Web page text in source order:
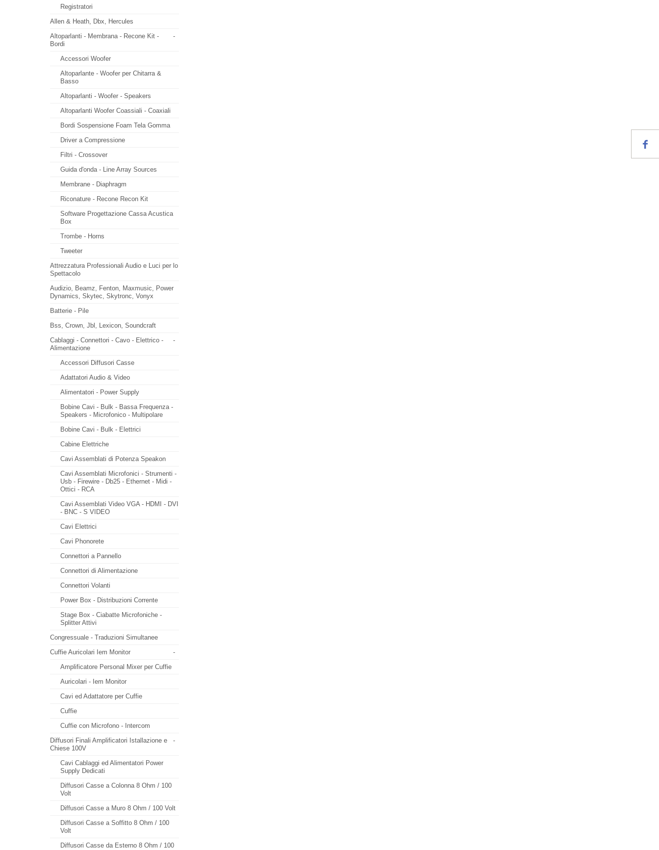
Registratori
Allen & Heath, Dbx, Hercules
-
Altoparlanti - Membrana - Recone Kit -
Bordi
Accessori Woofer
Altoparlante - Woofer per Chitarra &
Basso
Altoparlanti - Woofer - Speakers
Altoparlanti Woofer Coassiali - Coaxiali
Bordi Sospensione Foam Tela Gomma
Driver a Compressione
Filtri - Crossover
Guida d'onda - Line Array Sources
Membrane - Diaphragm
Riconature - Recone Recon Kit
Software Progettazione Cassa Acustica
Box
Trombe - Horns
Tweeter
Attrezzatura Professionali Audio e Luci per lo
Spettacolo
Audizio, Beamz, Fenton, Maxmusic, Power
Dynamics, Skytec, Skytronc, Vonyx
Batterie - Pile
Bss, Crown, Jbl, Lexicon, Soundcraft
-
Cablaggi - Connettori - Cavo - Elettrico -
Alimentazione
Accessori Diffusori Casse
Adattatori Audio & Video
Alimentatori - Power Supply
Bobine Cavi - Bulk - Bassa Frequenza -
Speakers - Microfonico - Multipolare
Bobine Cavi - Bulk - Elettrici
Cabine Elettriche
Cavi Assemblati di Potenza Speakon
Cavi Assemblati Microfonici - Strumenti -
Usb - Firewire - Db25 - Ethernet - Midi -
Ottici - RCA
Cavi Assemblati Video VGA - HDMI - DVI
- BNC - S VIDEO
Cavi Elettrici
Cavi Phonorete
Connettori a Pannello
Connettori di Alimentazione
Connettori Volanti
Power Box - Distribuzioni Corrente
Stage Box - Ciabatte Microfoniche -
Splitter Attivi
Congressuale - Traduzioni Simultanee
-
Cuffie Auricolari Iem Monitor
Amplificatore Personal Mixer per Cuffie
Auricolari - Iem Monitor
Cavi ed Adattatore per Cuffie
Cuffie
Cuffie con Microfono - Intercom
-
Diffusori Finali Amplificatori Istallazione e
Chiese 100V
Cavi Cablaggi ed Alimentatori Power
Supply Dedicati
Diffusori Casse a Colonna 8 Ohm / 100
Volt
Diffusori Casse a Muro 8 Ohm / 100 Volt
Diffusori Casse a Soffitto 8 Ohm / 100
Volt
Diffusori Casse da Esterno 8 Ohm / 100